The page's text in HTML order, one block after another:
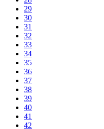
29
30
31
32
33
34
35
36
37
38
39
40
41
42